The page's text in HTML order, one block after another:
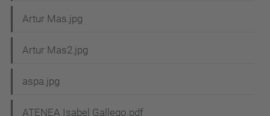
Artur Mas.jpg
Artur Mas2.jpg
aspa.jpg
ATENEA Isabel Gallego.pdf